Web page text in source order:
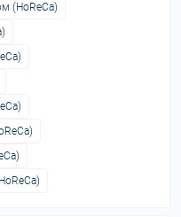
(HoReCa)